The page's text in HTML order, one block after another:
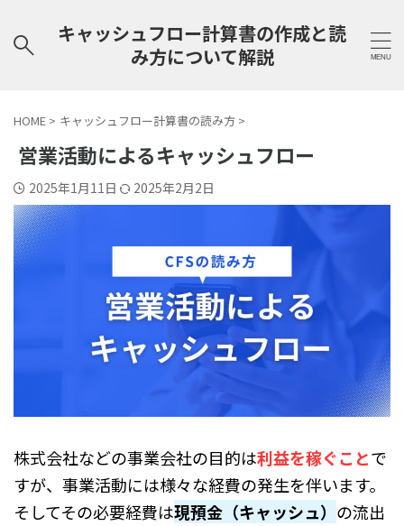
キャッシュフロー計算書の作成と読
み方について解説
HOME > キャッシュフロー計算書の読み方 >
営業活動によるキャッシュフロー
2025年1月11日 2025年2月2日
株式会社などの事業会社の目的は利益を稼ぐことで
すが、事業活動には様々な経費の発生を伴います。
そしてその必要経費は現預金（キャッシュ） の流出